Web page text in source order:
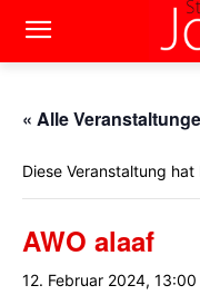
« Alle
Diese Veranstaltung
AWO alaaf
12. Februar 2024, 13:00